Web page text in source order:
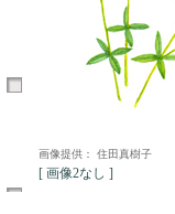
画像提供： 住田真樹子
[ 画像2なし ]